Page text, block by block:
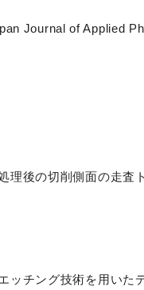
Journal of Applied
理後の切削側面の走査
ッチング技術を用い